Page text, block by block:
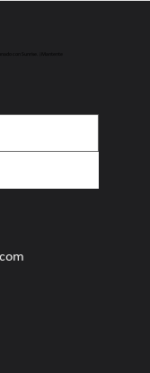
con Sunrise. ¡Mantente